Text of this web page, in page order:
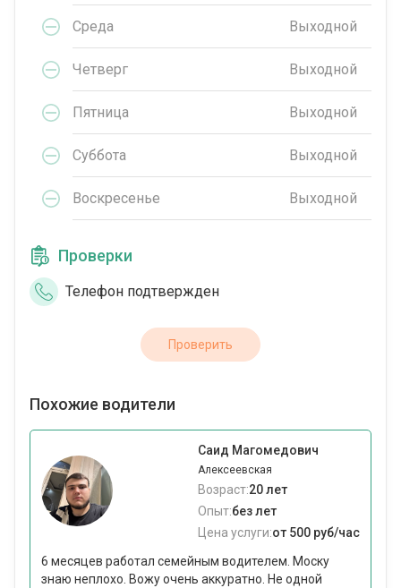
Среда Выходной
Четверг Выходной
Пятница Выходной
Суббота Выходной
Воскресенье Выходной
Проверки
Телефон подтвержден
Проверить
Похожие водители
Саид Магомедович
Алексеевская
Возраст:20 лет
Опыт:без лет
Цена услуги:от 500 руб/час
6 месяцев работал семейным водителем. Моску
знаю неплохо. Вожу очень аккуратно. Не одной